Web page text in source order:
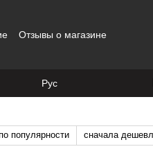
Отзывы о магазине
Рус
популярности сначала